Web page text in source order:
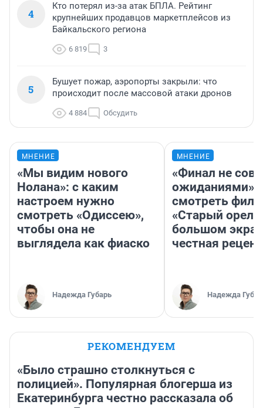
4
Кто потерял из-за атак БПЛА. Рейтинг
крупнейших продавцов маркетплейсов из
Байкальского региона
6 819 3
5
Бушует пожар, аэропорты закрыли: что
происходит после массовой атаки дронов
4 884 Обсудить
МНЕНИЕ
«Мы видим нового
Нолана»: с каким
настроем нужно
смотреть «Одиссею»,
чтобы она не
выглядела как фиаско
Надежда Губарь
МНЕНИЕ
«Финал не
ожиданиями»:
смотреть
«Старый орел»
большом
честная
Надежда
РЕКОМЕНДУЕМ
«Было страшно столкнуться с
полицией». Популярная блогерша из
Екатеринбурга честно рассказала об